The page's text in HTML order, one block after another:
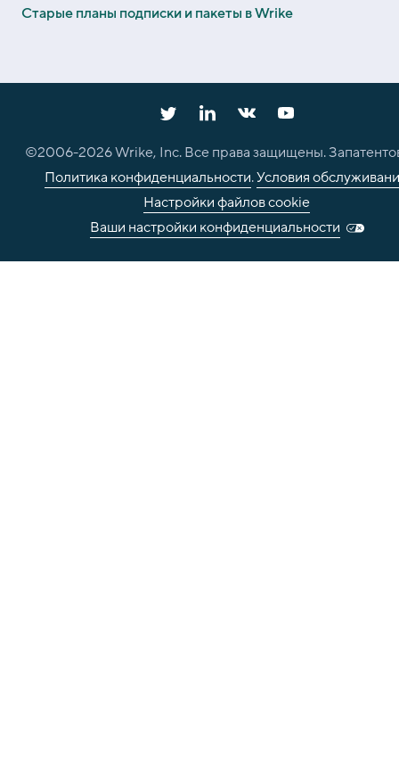
Старые планы подписки и пакеты в Wrike
©2006-2026Wrike, Inc. Все права защищены.
Политика конфиденциальности.Условия
Настройки файлов cookie
Ваши настройки конфиденциальности